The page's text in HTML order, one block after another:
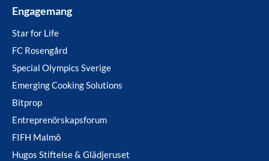
Engagemang
Star for Life
FC Rosengård
Special Olympics Sverige
Emerging Cooking Solutions
Bitprop
Entreprenörskapsforum
FIFH Malmö
Hugos Stiftelse & Glädjeruset